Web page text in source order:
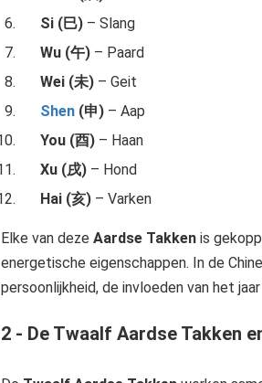
Si (巳)– Slang
Wu (午)– Paard
Wei (未)– Geit
Shen(申)– Aap
You (酉)– Haan
Xu (戌)– Hond
Hai (亥)– Varken
Elke van deze Aardse Takkenis
energetische eigenschappen. In de
persoonlijkheid, de invloeden van het
2 - De Twaalf Aardse Takken